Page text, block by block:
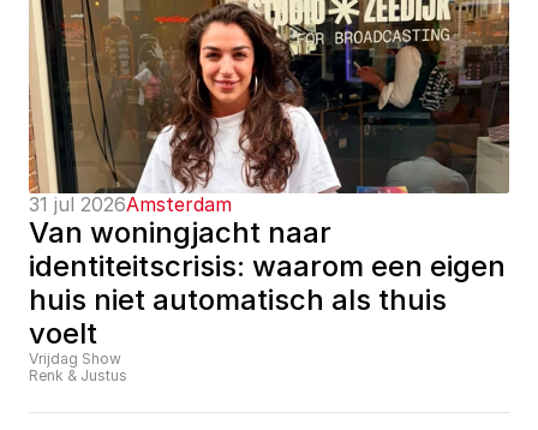
31 jul 2026Amsterdam
Van woningjacht naar
identiteitscrisis: waarom een eigen
huis niet automatisch als thuis
voelt
Vrijdag Show
Renk & Justus